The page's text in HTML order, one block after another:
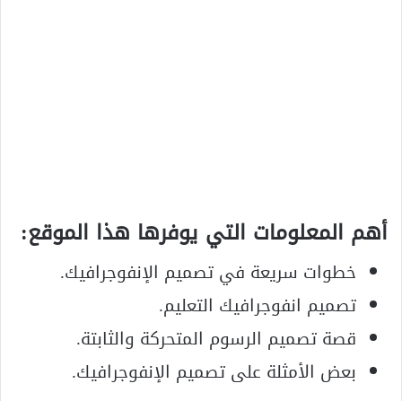
أهم المعلومات التي يوفرها هذا الموقع:
خطوات سريعة في تصميم الإنفوجرافيك.
تصميم انفوجرافيك التعليم.
قصة تصميم الرسوم المتحركة والثابتة.
بعض الأمثلة على تصميم الإنفوجرافيك.